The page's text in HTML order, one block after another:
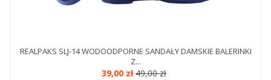
REALPAKS SLJ-14 WODOODPORNE SANDAŁY DAMSKIE BALERINKI
Z...
39,00 zł49,00 zł